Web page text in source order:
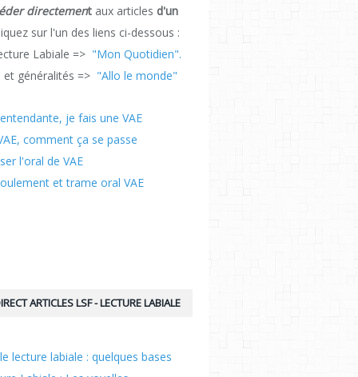
directement aux articles d'un
sur l'un des liens ci-dessous :
Labiale => "Mon Quotidien".
et généralités => "Allo le monde"
je fais une VAE
comment ça se passe
l'oral de VAE
et trame oral VAE
ARTICLES LSF - LECTURE LABIALE
lecture labiale : quelques bases